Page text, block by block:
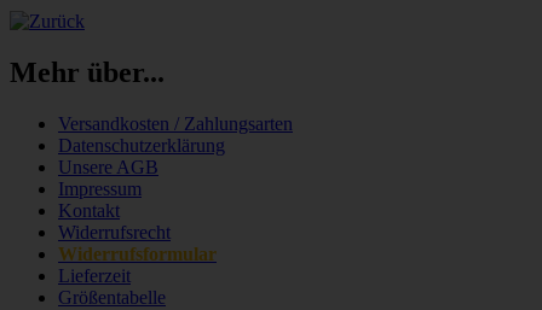
Mehr über...
Versandkosten / Zahlungsarten
Datenschutzerklärung
Unsere AGB
Impressum
Kontakt
Widerrufsrecht
Widerrufsformular
Lieferzeit
Größentabelle